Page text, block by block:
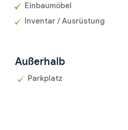
Einbaumöbel
Inventar / Ausrüstung
Außerhalb
Parkplatz